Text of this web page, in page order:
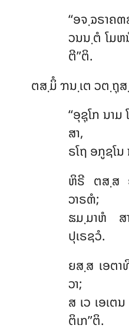
‘‘ອຈ຺ຉຣາ
ວນນ຺ຕໍ ໂມ
ຕີ’’ຕິ.
ຕສ຺ມິໍ ຠນ຺ເຕ ວຕ຺ຖຸ
‘‘ອຸຊຸໂກ ນາ
ສາ,
ຣໂຖ ອກູຊໂ
ຫິຣີ ຕສ຺ສ
ວາຣຓໍ;
ຘມ຺ມາຫໍ
ປຸເຣຊວໍ.
ຍສ຺ສ ເອຕ
ວາ;
ສ ເວ ເອເ
ຕິເກ’’ຕິ.